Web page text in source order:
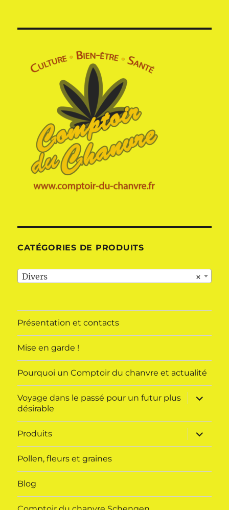
CATÉGORIES DE PRODUITS
×
Divers
Présentation et contacts
Mise en garde !
Pourquoi un Comptoir du chanvre et actualité
Voyage dans le passé pour un futur plus
désirable
ouvrir
le
menu
Produits
ouvrir
le
sous-
Pollen, fleurs et graines
Blog